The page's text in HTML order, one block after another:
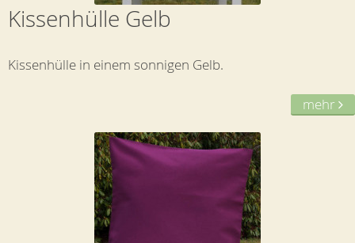
Kissenhülle Gelb
Kissenhülle in einem sonnigen Gelb.
mehr